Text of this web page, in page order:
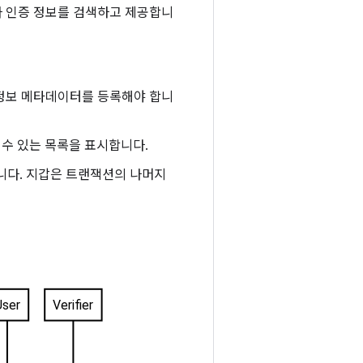
증 정보를 검색하고 제공합니
메타데이터를 등록해야 합니
있는 목록을 표시합니다.
. 지갑은 트랜잭션의 나머지